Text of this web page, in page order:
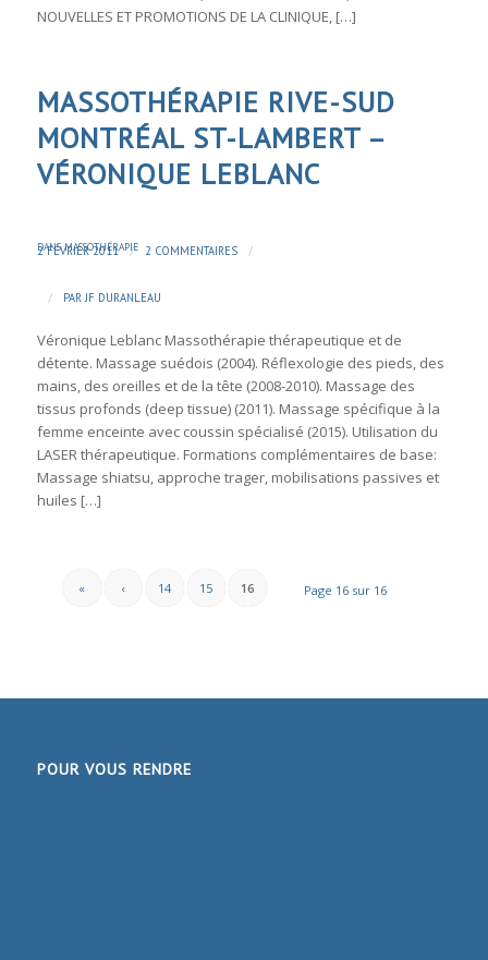
NOUVELLES ET PROMOTIONS DE LA CLINIQUE, […]
MASSOTHÉRAPIE RIVE-SUD
MONTRÉAL ST-LAMBERT –
VÉRONIQUE LEBLANC
2 FÉVRIER 2011 / 2 COMMENTAIRES /
DANSMASSOTHÉRAPIE
/ PARJF DURANLEAU
Véronique Leblanc Massothérapie thérapeutique et de
détente. Massage suédois (2004). Réflexologie des pieds, des
mains, des oreilles et de la tête (2008-2010). Massage des
tissus profonds (deep tissue) (2011). Massage spécifique à la
femme enceinte avec coussin spécialisé (2015). Utilisation du
LASER thérapeutique. Formations complémentaires de base:
Massage shiatsu, approche trager, mobilisations passives et
huiles […]
Page 16 sur 16
« ‹ 14 15 16
POUR VOUS RENDRE